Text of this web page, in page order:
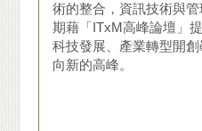
術的整合，資訊技術與
期藉「ITxM高峰論壇」
科技發展、產業轉型開
向新的高峰。